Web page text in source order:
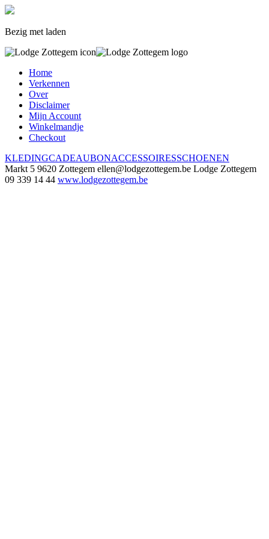
Bezig met laden
Home
Verkennen
Over
Disclaimer
Mijn Account
Winkelmandje
Checkout
KLEDINGCADEAUBONACCESSOIRESSCHOENEN
Markt 5 9620 Zottegem ellen@lodgezottegem.be Lodge Zottegem
09 339 14 44 www.lodgezottegem.be